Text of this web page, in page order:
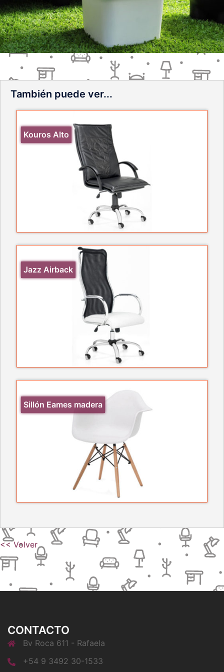
También puede ver...
Kouros Alto
Jazz Airback
Sillón Eames madera
<< Volver
CONTACTO
Bv Roca 611 - Rafaela
+54 9 3492 30-1533